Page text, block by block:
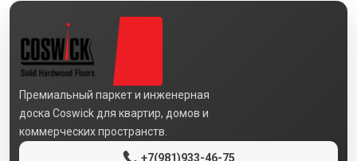
Премиальный паркет и инженерная
доска Coswick для квартир, домов и
коммерческих пространств.
+7(981)933-46-75